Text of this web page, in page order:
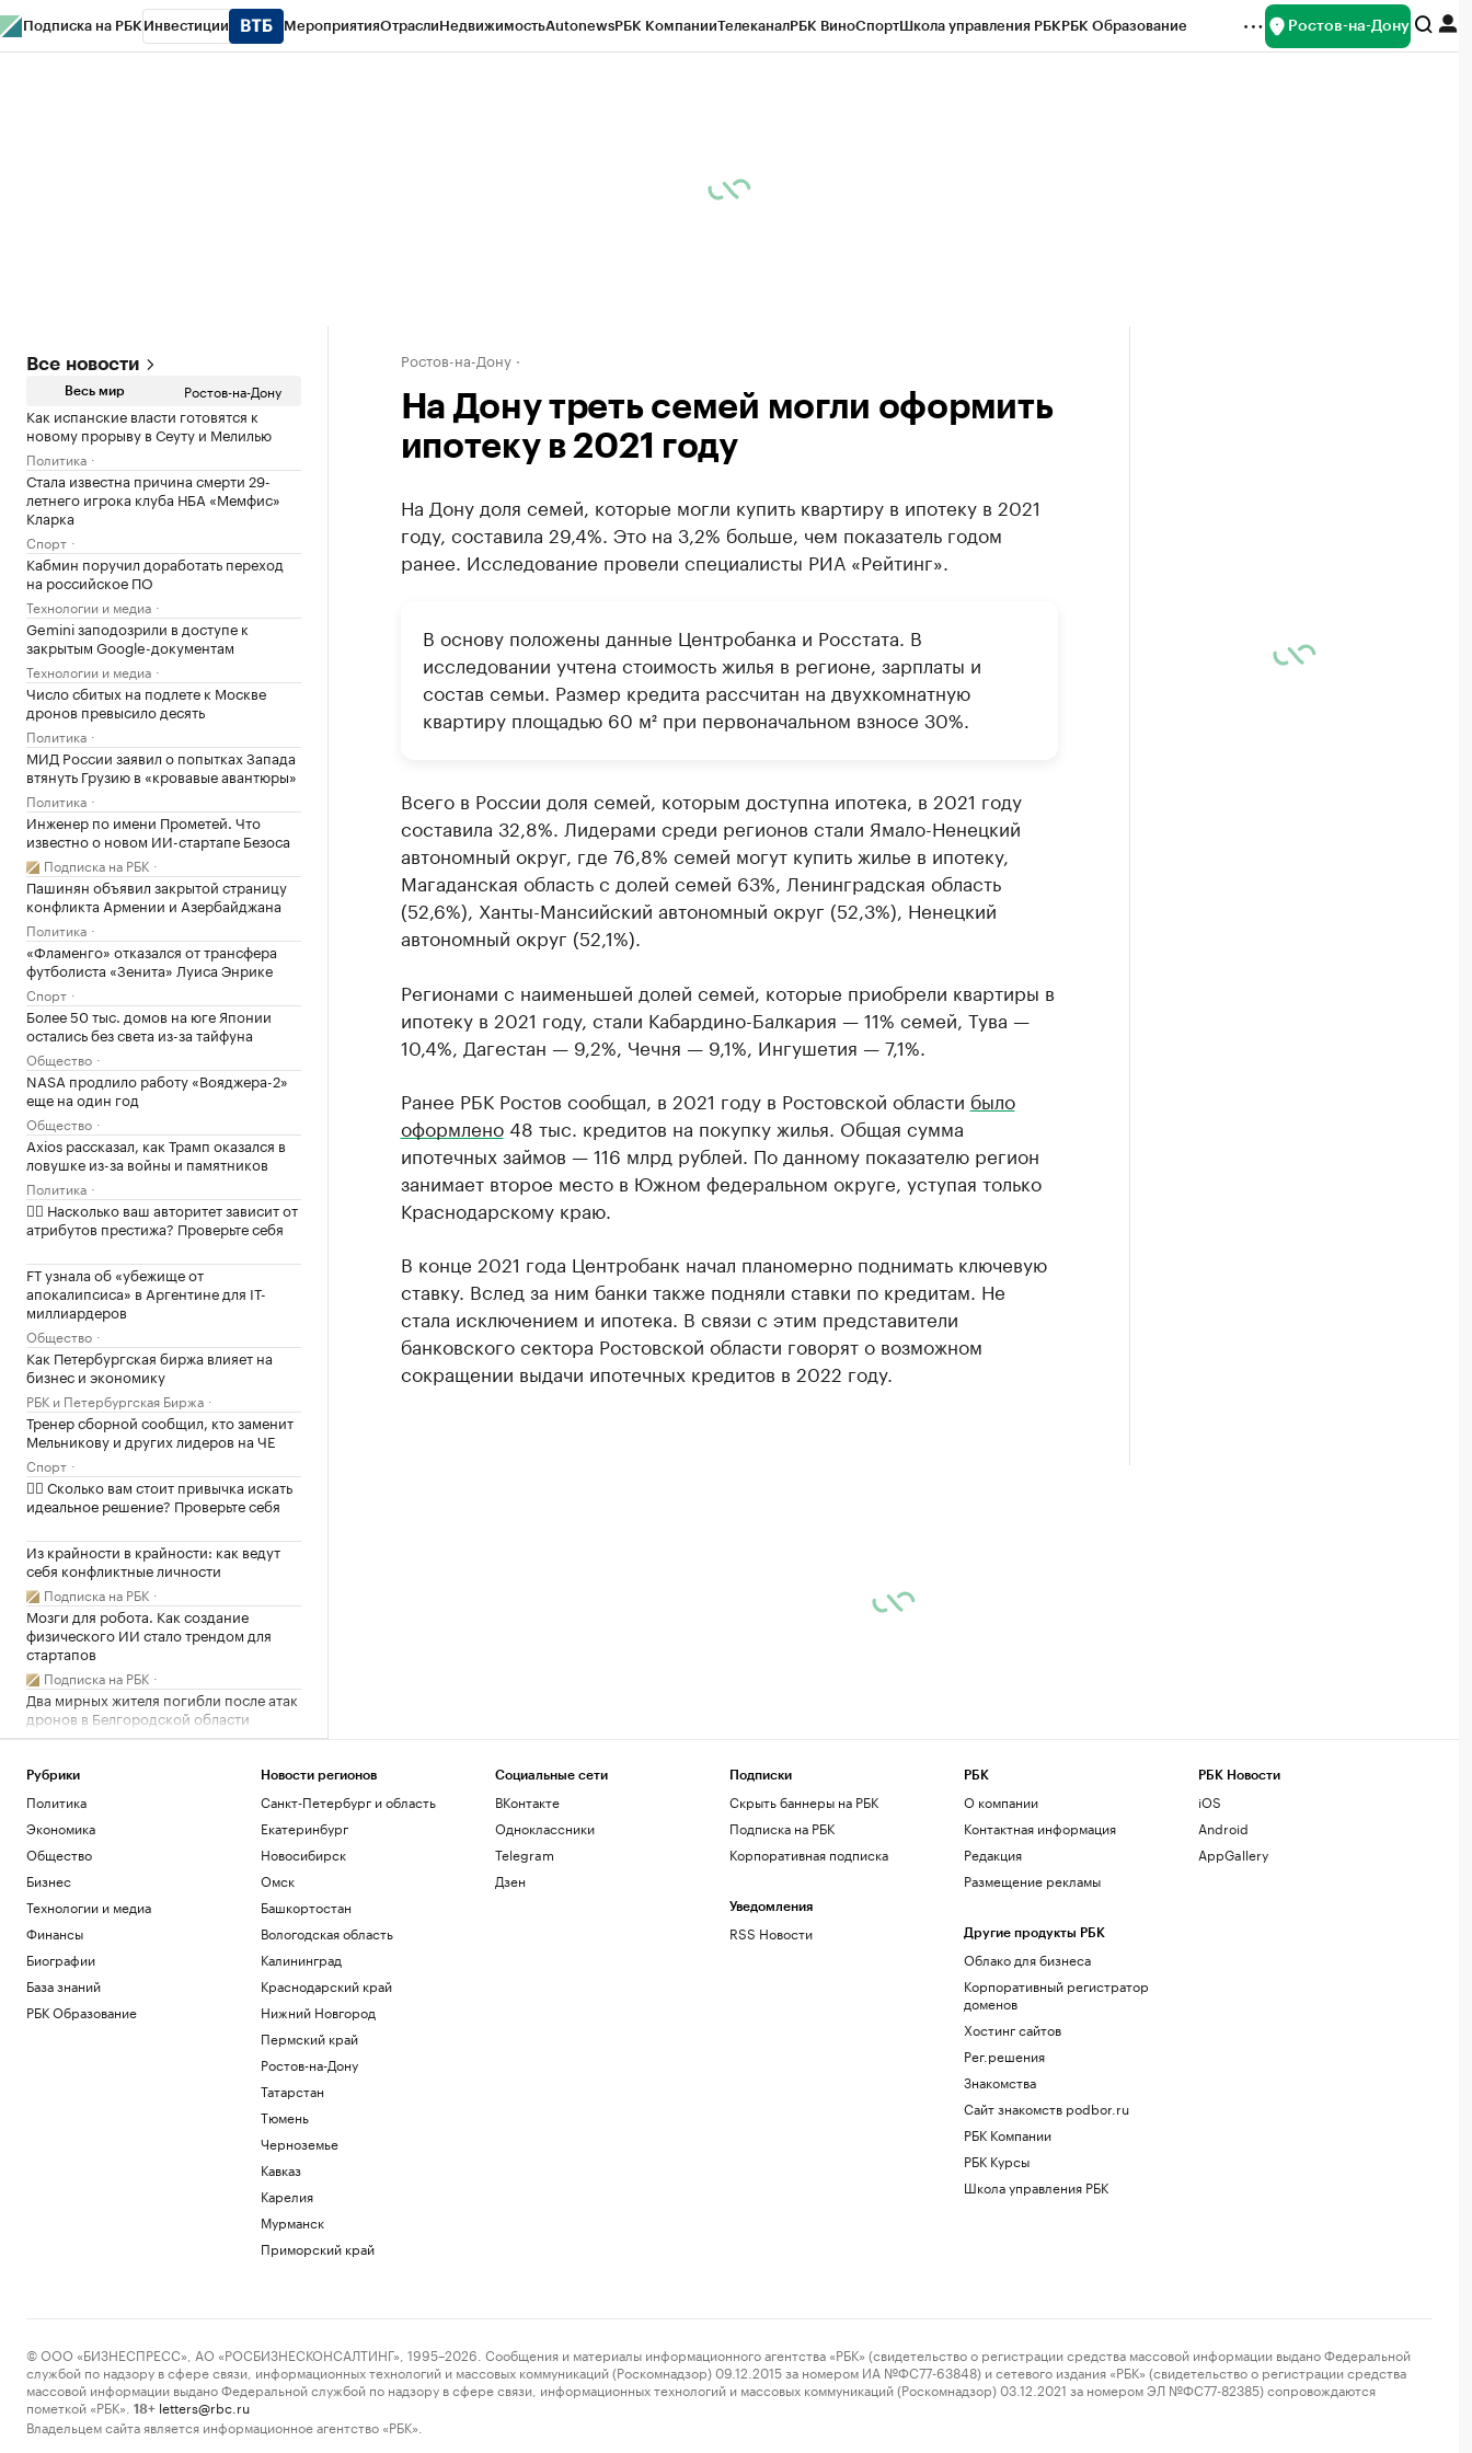
Подписка на РБК Инвестиции МероприятияОтраслиНедвижимостьAutonewsРБК КомпанииТелеканалРБК ВиноСпортШкола управления РБКРБК Образование Ростов-на-Дону
Все новости
Весь мир Ростов-на-Дону
Как испанские власти готовятся к
новому прорыву в Сеуту и Мелилью
Политика
Стала известна причина смерти 29-
летнего игрока клуба НБА «Мемфис»
Кларка
Спорт
Кабмин поручил доработать переход
на российское ПО
Технологии и медиа
Gemini заподозрили в доступе к
закрытым Google-документам
Технологии и медиа
Число сбитых на подлете к Москве
дронов превысило десять
Политика
МИД России заявил о попытках Запада
втянуть Грузию в «кровавые авантюры»
Политика
Инженер по имени Прометей. Что
известно о новом ИИ-стартапе Безоса
Подписка на РБК
Пашинян объявил закрытой страницу
конфликта Армении и Азербайджана
Политика
«Фламенго» отказался от трансфера
футболиста «Зенита» Луиса Энрике
Спорт
Более 50 тыс. домов на юге Японии
остались без света из-за тайфуна
Общество
NASA продлило работу «Вояджера-2»
еще на один год
Общество
Axios рассказал, как Трамп оказался в
ловушке из-за войны и памятников
Политика
✍🏻 Насколько ваш авторитет зависит от
атрибутов престижа? Проверьте себя
FT узнала об «убежище от
апокалипсиса» в Аргентине для IT-
миллиардеров
Общество
Как Петербургская биржа влияет на
бизнес и экономику
РБК и Петербургская Биржа
Тренер сборной сообщил, кто заменит
Мельникову и других лидеров на ЧЕ
Спорт
✍🏻 Сколько вам стоит привычка искать
идеальное решение? Проверьте себя
Из крайности в крайности: как ведут
себя конфликтные личности
Подписка на РБК
Мозги для робота. Как создание
физического ИИ стало трендом для
стартапов
Подписка на РБК
Два мирных жителя погибли после атак
дронов в Белгородской области
Политика
Ростов-на-Дону
На Дону треть семей могли оформить
ипотеку в 2021 году
На Дону доля семей, которые могли купить квартиру в ипотеку в 2021
году, составила 29,4%. Это на 3,2% больше, чем показатель годом
ранее. Исследование провели специалисты РИА «Рейтинг».
В основу положены данные Центробанка и Росстата. В
исследовании учтена стоимость жилья в регионе, зарплаты и
состав семьи. Размер кредита рассчитан на двухкомнатную
квартиру площадью 60 м² при первоначальном взносе 30%.
Всего в России доля семей, которым доступна ипотека, в 2021 году
составила 32,8%. Лидерами среди регионов стали Ямало-Ненецкий
автономный округ, где 76,8% семей могут купить жилье в ипотеку,
Магаданская область с долей семей 63%, Ленинградская область
(52,6%), Ханты-Мансийский автономный округ (52,3%), Ненецкий
автономный округ (52,1%).
Регионами с наименьшей долей семей, которые приобрели квартиры в
ипотеку в 2021 году, стали Кабардино-Балкария — 11% семей, Тува —
10,4%, Дагестан — 9,2%, Чечня — 9,1%, Ингушетия — 7,1%.
Ранее РБК Ростов сообщал, в 2021 году в Ростовской области было
оформлено48 тыс. кредитов на покупку жилья. Общая сумма
ипотечных займов — 116 млрд рублей. По данному показателю регион
занимает второе место в Южном федеральном округе, уступая только
Краснодарскому краю.
В конце 2021 года Центробанк начал планомерно поднимать ключевую
ставку. Вслед за ним банки также подняли ставки по кредитам. Не
стала исключением и ипотека. В связи с этим представители
банковского сектора Ростовской области говорят о возможном
сокращении выдачи ипотечных кредитов в 2022 году.
Рубрики
Политика
Экономика
Общество
Бизнес
Технологии и медиа
Финансы
Биографии
База знаний
РБК Образование
Новости регионов
Санкт-Петербург и область
Екатеринбург
Новосибирск
Омск
Башкортостан
Вологодская область
Калининград
Краснодарский край
Нижний Новгород
Пермский край
Ростов-на-Дону
Татарстан
Тюмень
Черноземье
Кавказ
Карелия
Мурманск
Приморский край
Социальные сети
ВКонтакте
Одноклассники
Telegram
Дзен
Подписки
Скрыть баннеры на РБК
Подписка на РБК
Корпоративная подписка
Уведомления
RSS Новости
РБК
О компании
Контактная информация
Редакция
Размещение рекламы
Другие продукты РБК
Облако для бизнеса
Корпоративный регистратор
доменов
Хостинг сайтов
Рег.решения
Знакомства
Сайт знакомств podbor.ru
РБК Компании
РБК Курсы
Школа управления РБК
РБК Новости
iOS
Android
AppGallery
© ООО «БИЗНЕСПРЕСС», АО «РОСБИЗНЕСКОНСАЛТИНГ», 1995–2026. Сообщения и материалы информационного агентства «РБК» (свидетельство о регистрации средства массовой информации выдано Федеральной
службой по надзору в сфере связи, информационных технологий и массовых коммуникаций (Роскомнадзор) 09.12.2015 за номером ИА №ФС77-63848) и сетевого издания «РБК» (свидетельство о регистрации средства
массовой информации выдано Федеральной службой по надзору в сфере связи, информационных технологий и массовых коммуникаций (Роскомнадзор) 03.12.2021 за номером ЭЛ №ФС77-82385) сопровождаются
пометкой «РБК».
18+ letters@rbc.ru
Владельцем сайта является информационное агентство «РБК».